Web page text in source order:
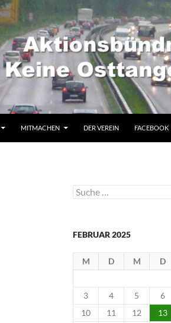
MITMACHEN DER VEREIN FACEBOOK
Suche
nach:
FEBRUAR 2025
M D M D
3
4 5 6
10
11 12 13